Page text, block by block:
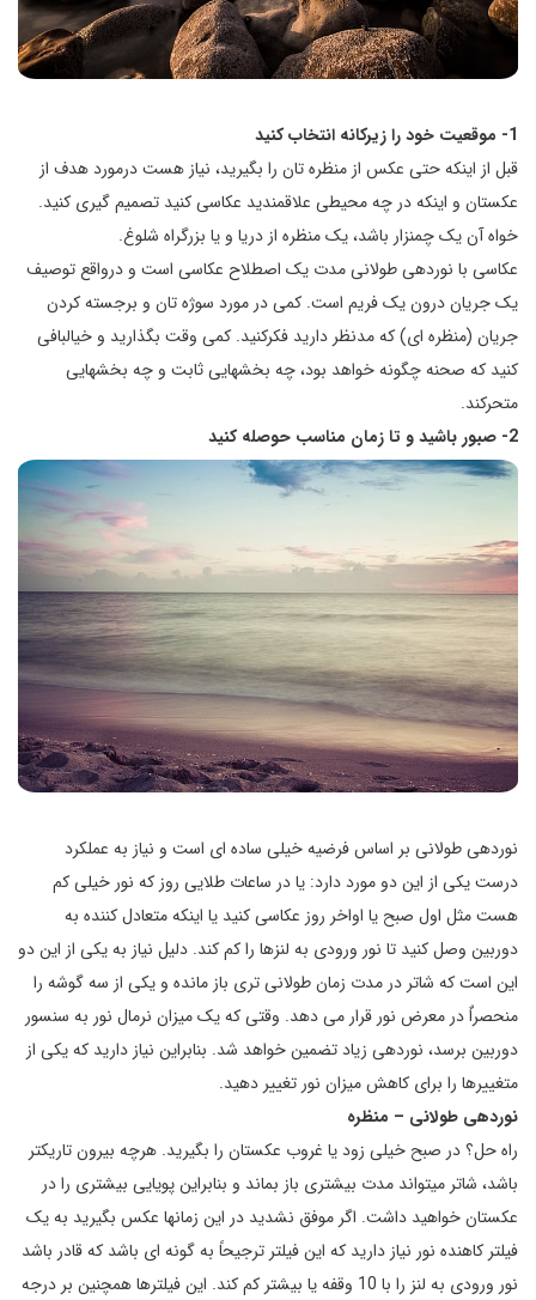
1- موقعیت خود را زیرکانه انتخاب کنید
قبل از اینکه حتی عکس از منظره تان را بگیرید، نیاز هست درمورد هدف از
عکستان و اینکه در چه محیطی علاقمندید عکاسی کنید تصمیم گیری کنید.
خواه آن یک چمنزار باشد، یک منظره از دریا و یا بزرگراه شلوغ.
عکاسی با نوردهی طولانی مدت یک اصطلاح عکاسی است و درواقع توصیف
یک جریان درون یک فریم است. کمی در مورد سوژه تان و برجسته کردن
جریان (منظره ای) که مدنظر دارید فکرکنید. کمی وقت بگذارید و خیالبافی
کنید که صحنه چگونه خواهد بود، چه بخش­هایی ثابت و چه بخش­هایی
متحرکند.
2- صبور باشید و تا زمان مناسب حوصله کنید
نوردهی طولانی بر اساس فرضیه خیلی ساده ای است و نیاز به عملکرد
درست یکی از این دو مورد دارد: یا در ساعات طلایی روز که نور خیلی کم
هست مثل اول صبح یا اواخر روز عکاسی کنید یا اینکه متعادل کننده به
دوربین وصل کنید تا نور ورودی به لنزها را کم کند. دلیل نیاز به یکی از این دو
این است که شاتر در مدت زمان طولانی تری باز مانده و یکی از سه گوشه را
منحصراٌ در معرض نور قرار می دهد. وقتی که یک میزان نرمال نور به سنسور
دوربین برسد، نوردهی زیاد تضمین خواهد شد. بنابراین نیاز دارید که یکی از
متغییرها را برای کاهش میزان نور تغییر دهید.
نوردهی طولانی – منظره
راه حل؟ در صبح خیلی زود یا غروب عکستان را بگیرید. هرچه بیرون تاریکتر
باشد، شاتر می­تواند مدت بیشتری باز بماند و بنابراین پویایی بیشتری را در
عکستان خواهید داشت. اگر موفق نشدید در این زمانها عکس بگیرید به یک
فیلتر کاهنده نور نیاز دارید که این فیلتر ترجیحاً به گونه ای باشد که قادر باشد
نور ورودی به لنز را با 10 وقفه یا بیشتر کم کند. این فیلترها همچنین بر درجه